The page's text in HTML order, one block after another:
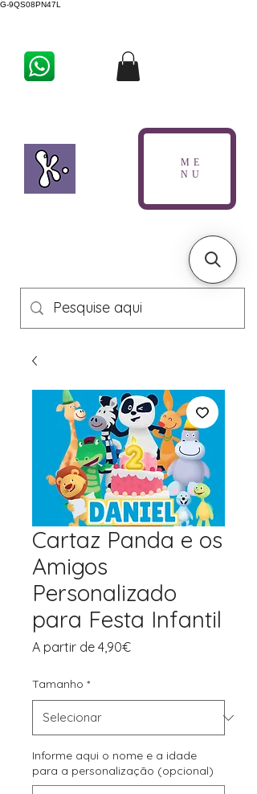
G-9QS08PN47L
ME
NU
Cartaz Panda e os
Amigos
Personalizado
para Festa Infantil
A partir de 4,90€Preço
Tamanho *
Informe aqui o nome e a idade
para a personalização (opcional)